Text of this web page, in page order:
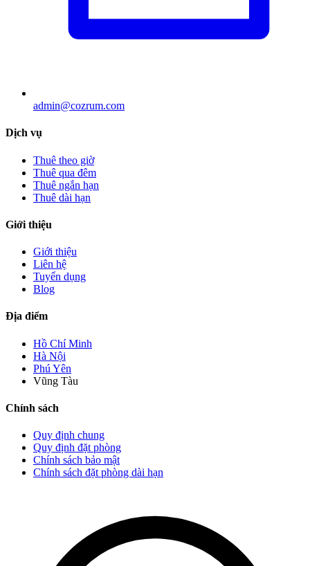
admin@cozrum.com
Dịch vụ
Thuê theo giờ
Thuê qua đêm
Thuê ngắn hạn
Thuê dài hạn
Giới thiệu
Giới thiệu
Liên hệ
Tuyển dụng
Blog
Địa điểm
Hồ Chí Minh
Hà Nội
Phú Yên
Vũng Tàu
Chính sách
Quy định chung
Quy định đặt phòng
Chính sách bảo mật
Chính sách đặt phòng dài hạn